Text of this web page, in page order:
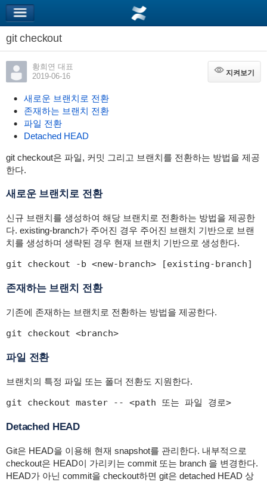
git checkout
황희연 대표
2019-06-16
지켜보기
지켜보기
새로운 브랜치로 전환
존재하는 브랜치 전환
파일 전환
Detached HEAD
git checkout은 파일, 커밋 그리고 브랜치를 전환하는 방법을 제공
한다.
새로운 브랜치로 전환
신규 브랜치를 생성하여 해당 브랜치로 전환하는 방법을 제공한
다. existing-branch가 주어진 경우 주어진 브랜치 기반으로 브랜
치를 생성하며 생략된 경우 현재 브랜치 기반으로 생성한다.
git checkout -b <new-branch> [existing-branch]
존재하는 브랜치 전환
기존에 존재하는 브랜치로 전환하는 방법을 제공한다.
git checkout <branch>
파일 전환
브랜치의 특정 파일 또는 폴더 전환도 지원한다.
git checkout master -- <path 또는 파일 경로>
Detached HEAD
Git은 HEAD을 이용해 현재 snapshot를 관리한다. 내부적으로
checkout은 HEAD이 가리키는 commit 또는 branch 을 변경한다.
HEAD가 아닌 commit을 checkout하면 git은 detached HEAD 상